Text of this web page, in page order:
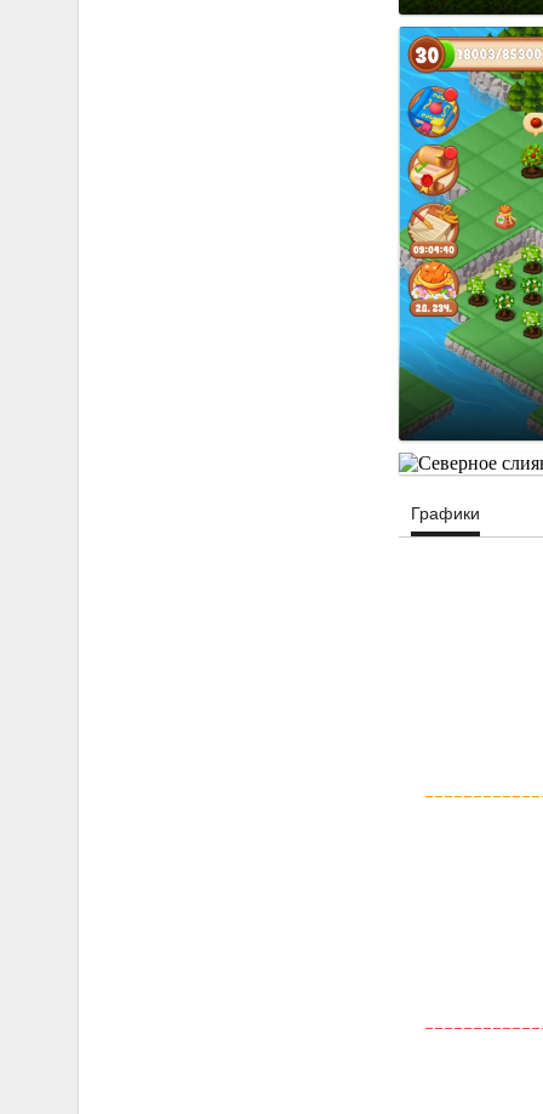
Графики